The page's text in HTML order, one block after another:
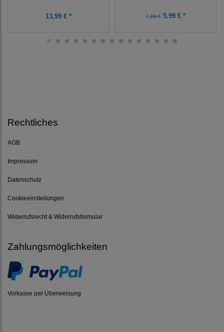
13,99 € * 7,99 €5,99 € *
Rechtliches
AGB
Impressum
Datenschutz
Cookieeinstellungen
Widerrufsrecht & Widerrufsformular
Zahlungsmöglichkeiten
Vorkasse per Überweisung